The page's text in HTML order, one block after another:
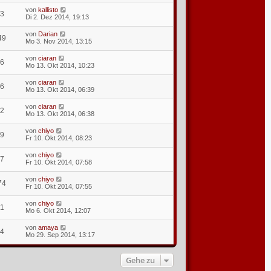
vonkallisto
Di 2. Dez 2014, 19:13
vonDarian
Mo 3. Nov 2014, 13:15
vonciaran
Mo 13. Okt 2014, 10:23
vonciaran
Mo 13. Okt 2014, 06:39
vonciaran
Mo 13. Okt 2014, 06:38
vonchiyo
Fr 10. Okt 2014, 08:23
vonchiyo
Fr 10. Okt 2014, 07:58
vonchiyo
Fr 10. Okt 2014, 07:55
vonchiyo
Mo 6. Okt 2014, 12:07
vonamaya
Mo 29. Sep 2014, 13:17
Gehe zu